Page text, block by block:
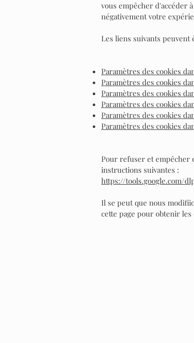
vous empêcher d'accéder
négativement votre
Les liens suivants
Paramètres des cookies
Paramètres des cookies
Paramètres des cookies
Paramètres des cookies
Paramètres des cookies
Paramètres des cookies
Pour refuser et empêcher
instructions suivantes :
https://tools.google.com/
Il se peut que nous
cette page pour obtenir